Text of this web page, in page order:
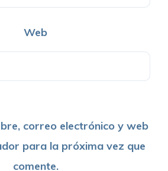
Web
correo electrónico y web
para la próxima vez que
comente.